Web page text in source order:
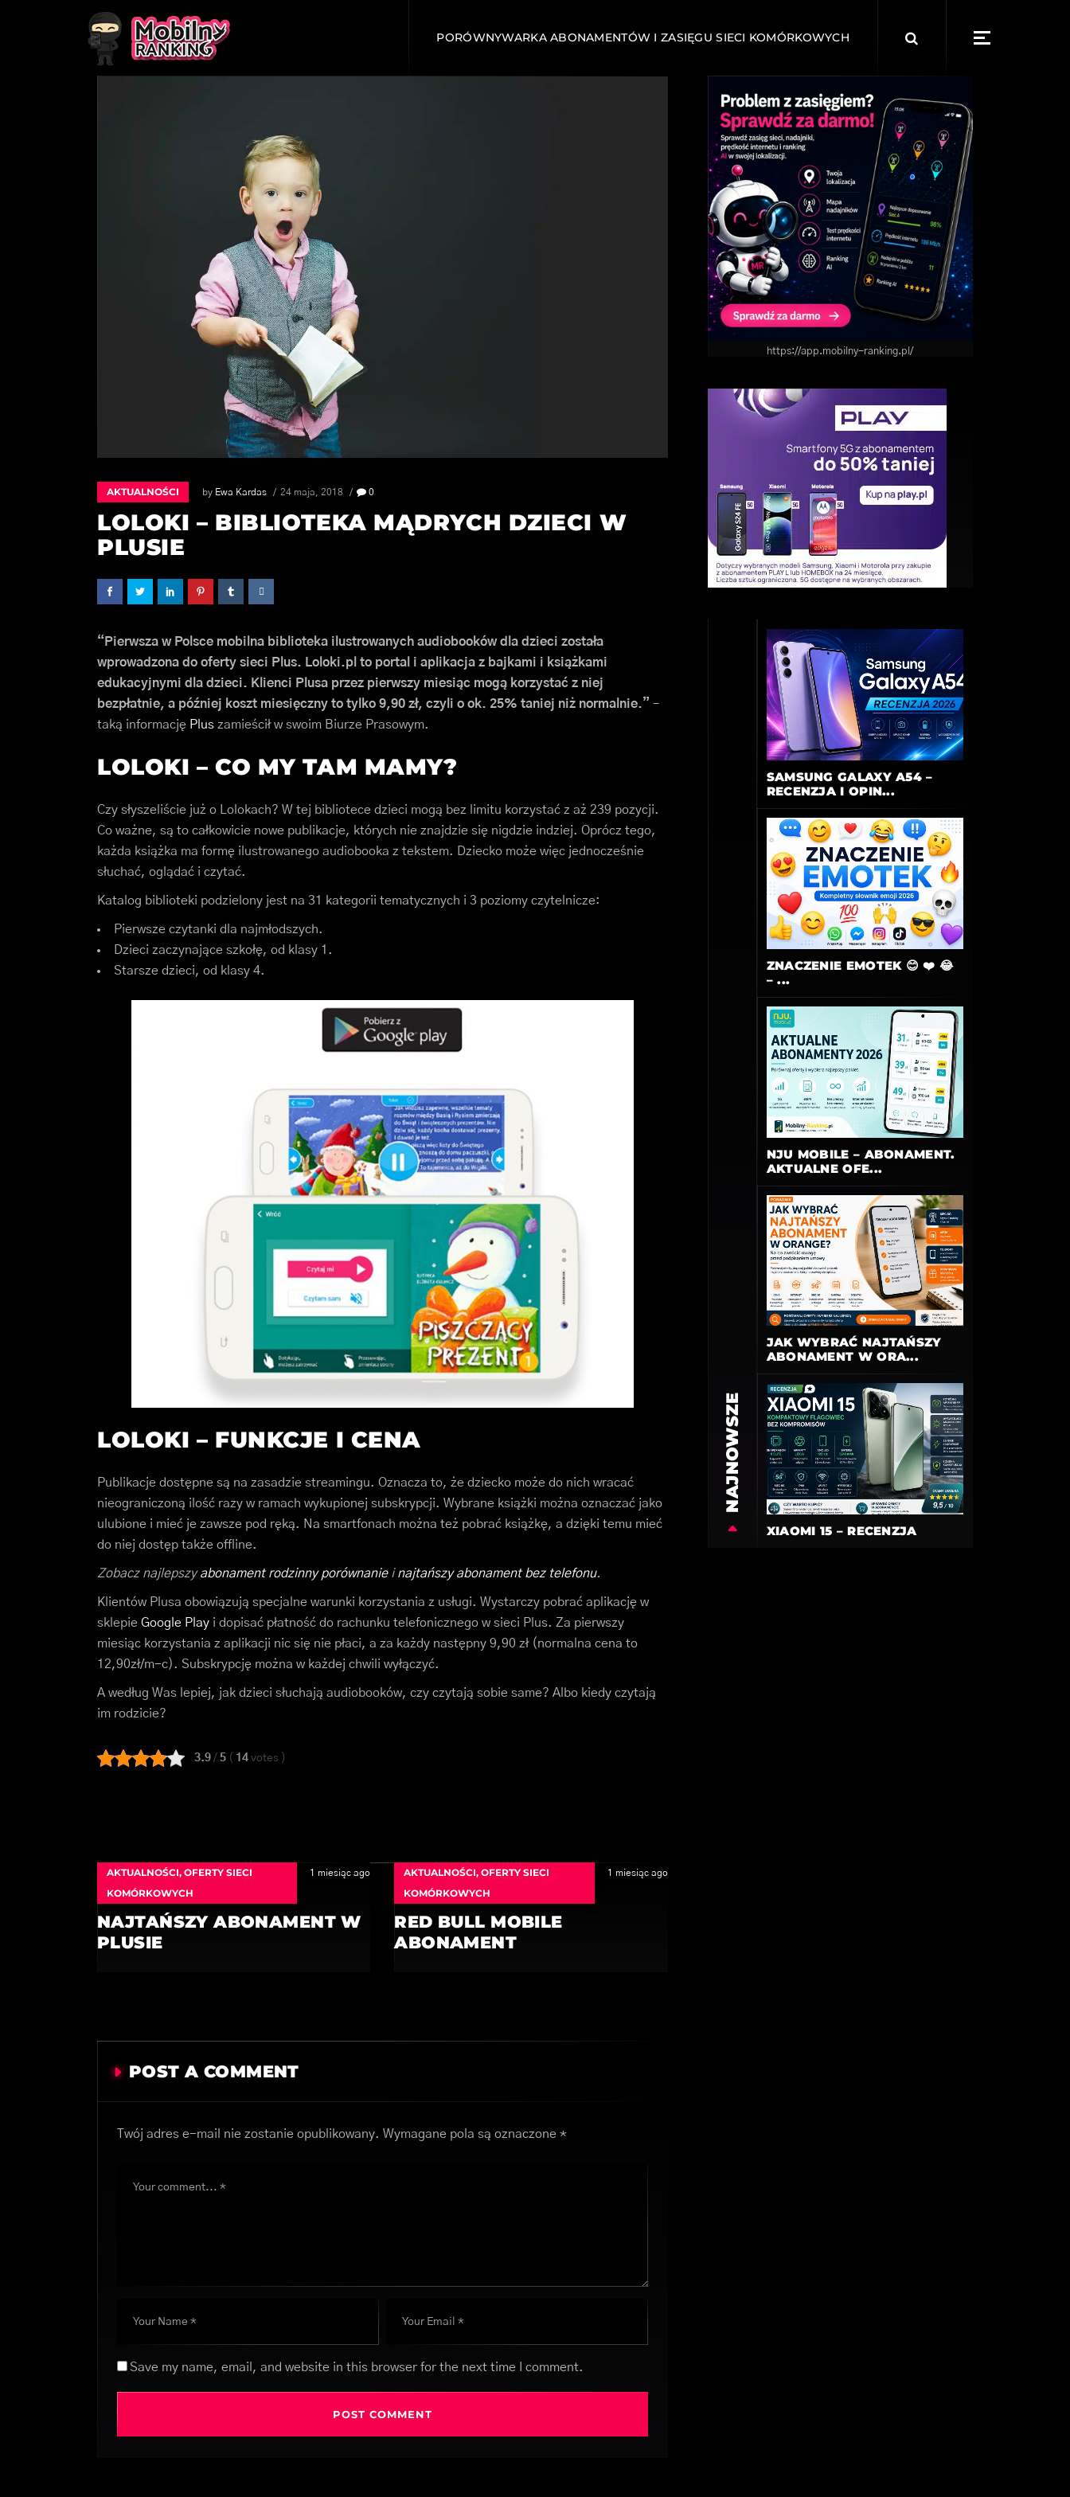
PORÓWNYWARKA ABONAMENTÓW I ZASIĘGU SIECI KOMÓRKOWYCH
for:
AKTUALNOŚCI by Ewa Kardas 24 maja, 2018 0
LOLOKI – BIBLIOTEKA MĄDRYCH DZIECI W
PLUSIE
“Pierwsza w Polsce mobilna biblioteka ilustrowanych audiobooków dla dzieci została
wprowadzona do oferty sieci Plus. Loloki.pl to portal i aplikacja z bajkami i książkami
edukacyjnymi dla dzieci. Klienci Plusa przez pierwszy miesiąc mogą korzystać z niej
bezpłatnie, a później koszt miesięczny to tylko 9,90 zł, czyli o ok. 25% taniej niż normalnie.” –
taką informację Plus zamieścił w swoim Biurze Prasowym.
LOLOKI – CO MY TAM MAMY?
Czy słyszeliście już o Lolokach? W tej bibliotece dzieci mogą bez limitu korzystać z aż 239 pozycji.
Co ważne, są to całkowicie nowe publikacje, których nie znajdzie się nigdzie indziej. Oprócz tego,
każda książka ma formę ilustrowanego audiobooka z tekstem. Dziecko może więc jednocześnie
słuchać, oglądać i czytać.
Katalog biblioteki podzielony jest na 31 kategorii tematycznych i 3 poziomy czytelnicze:
Pierwsze czytanki dla najmłodszych.
Dzieci zaczynające szkołę, od klasy 1.
Starsze dzieci, od klasy 4.
LOLOKI – FUNKCJE I CENA
Publikacje dostępne są na zasadzie streamingu. Oznacza to, że dziecko może do nich wracać
nieograniczoną ilość razy w ramach wykupionej subskrypcji. Wybrane książki można oznaczać jako
ulubione i mieć je zawsze pod ręką. Na smartfonach można też pobrać książkę, a dzięki temu mieć
do niej dostęp także offline.
Zobacz najlepszyabonament rodzinny porównanieinajtańszy abonament bez telefonu.
Klientów Plusa obowiązują specjalne warunki korzystania z usługi. Wystarczy pobrać aplikację w
sklepie Google Play i dopisać płatność do rachunku telefonicznego w sieci Plus. Za pierwszy
miesiąc korzystania z aplikacji nic się nie płaci, a za każdy następny 9,90 zł (normalna cena to
12,90zł/m-c). Subskrypcję można w każdej chwili wyłączyć.
A według Was lepiej, jak dzieci słuchają audiobooków, czy czytają sobie same? Albo kiedy czytają
im rodzicie?
3.9 / 5 ( 14 votes )
AKTUALNOŚCI, OFERTY SIECI
KOMÓRKOWYCH
1 miesiąc ago
NAJTAŃSZY ABONAMENT W
PLUSIE
AKTUALNOŚCI,OFERTY SIECI
KOMÓRKOWYCH
1 miesiąc ago
RED BULL MOBILE
ABONAMENT
POST A COMMENT
Twój adres e-mail nie zostanie opublikowany. Wymagane pola są oznaczone *
Save my name, email, and website in this browser for the next time I comment.
https://app.mobilny-ranking.pl/
NAJNOWSZE
SAMSUNG GALAXY A54 –
RECENZJA I OPIN...
ZNACZENIE EMOTEK 😊 ❤️ 😂
– ...
NJU MOBILE – ABONAMENT.
AKTUALNE OFE...
JAK WYBRAĆ NAJTAŃSZY
ABONAMENT W ORA...
XIAOMI 15 – RECENZJA